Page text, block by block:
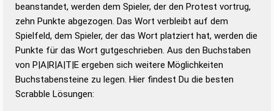
Duden – Standardwerk in 12 Bänden
Duden – Richtiges und gutes
Deutsch
Duden – Die deutsche Grammatik
Duden – Deutsches
beanstandet, werden dem Spieler, der den Protest vortrug,
zehn Punkte abgezogen. Das Wort verbleibt auf dem
Spielfeld, dem Spieler, der das Wort platziert hat, werden die
Punkte für das Wort gutgeschrieben. Aus den Buchstaben
von P|A|R|A|T|E ergeben sich weitere Möglichkeiten
Buchstabensteine zu legen. Hier findest Du die besten
Scrabble Lösungen: